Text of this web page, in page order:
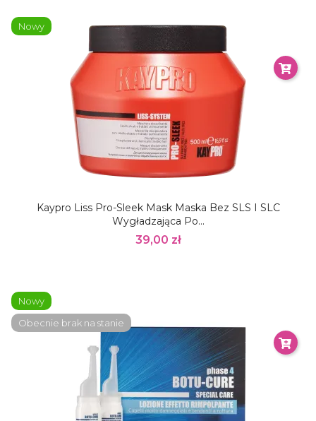
Kaypro Liss Pro-Sleek Mask Maska Bez SLS I SLC
Wygładzająca Po...
39,00 zł
Nowy
Nowy
Obecnie brak na stanie